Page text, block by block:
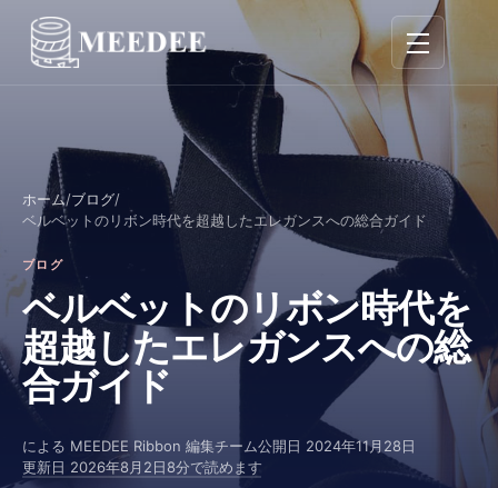
ナビゲーシ
ホーム/ブログ/
ベルベットのリボン時代を超越したエレガンスへの総合ガイド
ブログ
ベルベットのリボン時代を
超越したエレガンスへの総
合ガイド
による MEEDEE Ribbon 編集チーム公開日 2024年11月28日
更新日 2026年8月2日8分で読めます